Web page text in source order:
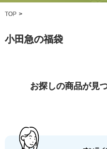
TOP
小田急の福袋
お探しの商品が見